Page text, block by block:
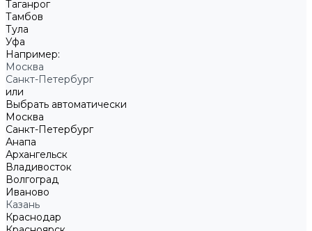
Таганрог
Тамбов
Тула
Уфа
Например:
Москва
Санкт-Петербург
или
Выбрать автоматически
Москва
Санкт-Петербург
Анапа
Архангельск
Владивосток
Волгоград
Иваново
Казань
Краснодар